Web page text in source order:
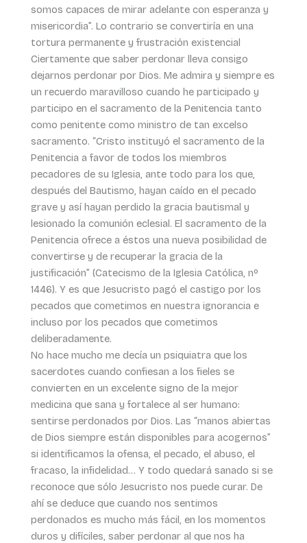
somos capaces de mirar adelante con esperanza y
misericordia”. Lo contrario se convertiría en una
tortura permanente y frustración existencial
Ciertamente que saber perdonar lleva consigo
dejarnos perdonar por Dios. Me admira y siempre es
un recuerdo maravilloso cuando he participado y
participo en el sacramento de la Penitencia tanto
como penitente como ministro de tan excelso
sacramento. “Cristo instituyó el sacramento de la
Penitencia a favor de todos los miembros
pecadores de su Iglesia, ante todo para los que,
después del Bautismo, hayan caído en el pecado
grave y así hayan perdido la gracia bautismal y
lesionado la comunión eclesial. El sacramento de la
Penitencia ofrece a éstos una nueva posibilidad de
convertirse y de recuperar la gracia de la
justificación” (Catecismo de la Iglesia Católica, nº
1446). Y es que Jesucristo pagó el castigo por los
pecados que cometimos en nuestra ignorancia e
incluso por los pecados que cometimos
deliberadamente.
No hace mucho me decía un psiquiatra que los
sacerdotes cuando confiesan a los fieles se
convierten en un excelente signo de la mejor
medicina que sana y fortalece al ser humano:
sentirse perdonados por Dios. Las “manos abiertas
de Dios siempre están disponibles para acogernos”
si identificamos la ofensa, el pecado, el abuso, el
fracaso, la infidelidad… Y todo quedará sanado si se
reconoce que sólo Jesucristo nos puede curar. De
ahí se deduce que cuando nos sentimos
perdonados es mucho más fácil, en los momentos
duros y difíciles, saber perdonar al que nos ha